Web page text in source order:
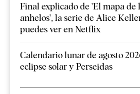
Final explicado de 'El mapa de
anhelos', la serie de Alice
puedes ver en Netflix
Calendario lunar de agosto
eclipse solar y Perseidas